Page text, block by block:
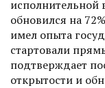
исполнительной
обновился на
имел опыта
стартовали
подтверждает
открытости и